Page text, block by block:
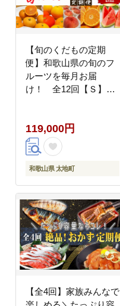
【旬のくだもの定期
便】和歌山県の旬のフ
ルーツを毎月お届
け！ 全12回【Ｓ】
への配送不可 / 定期便
フルーツ みかん いちご
イチゴ すいか 桃 柿 ジ
ュース 12回 【ard-
119,000円
和歌山県 太地町
【全4回】家族みんなで